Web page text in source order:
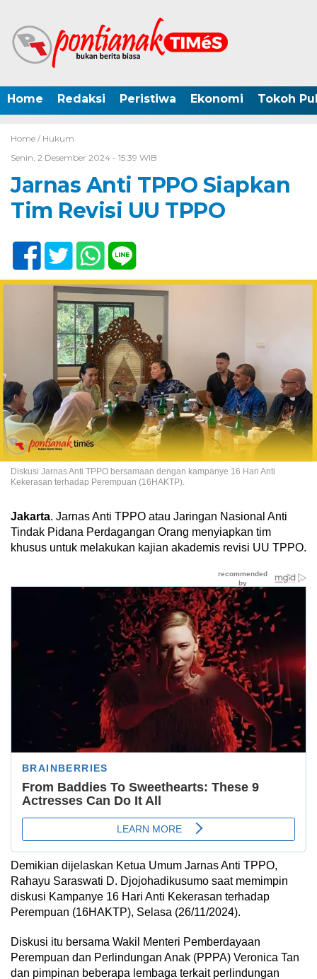
Home Redaksi Peristiwa Ekonomi Tokoh
Home / Hukum
Senin, 2 Desember 2024 - 15:39 WIB
Jarnas Anti TPPO Siapkan
Tim Revisi UU TPPO
Diskusi Jarnas Anti TPPO bersamaan dengan kampanye 16 Hari Anti
Kekerasan terhadap Perempuan (16HAKTP).
Jakarta. Jarnas Anti TPPO atau Jaringan Nasional Anti
Tindak Pidana Perdagangan Orang menyiapkan tim
khusus untuk melakukan kajian akademis revisi UU TPPO.
Demikian dijelaskan Ketua Umum Jarnas Anti TPPO,
Rahayu Saraswati D. Djojohadikusumo saat memimpin
diskusi Kampanye 16 Hari Anti Kekerasan terhadap
Perempuan (16HAKTP), Selasa (26/11/2024).
Diskusi itu bersama Wakil Menteri Pemberdayaan
Perempuan dan Perlindungan Anak (PPPA) Veronica Tan
dan pimpinan beberapa lembaga terkait perlindungan